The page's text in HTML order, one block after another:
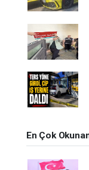
En Çok